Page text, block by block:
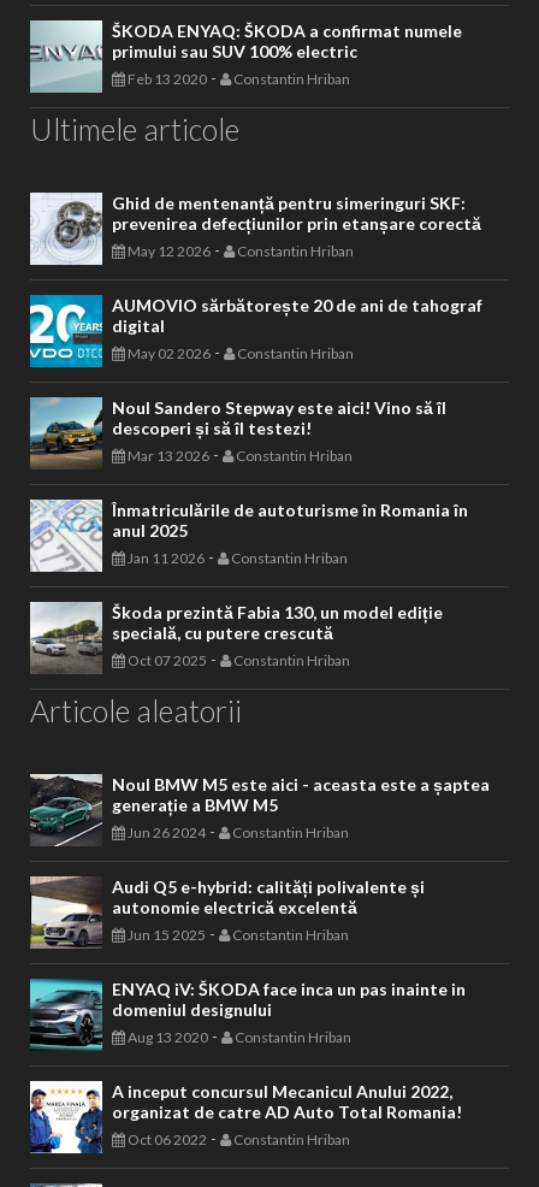
ŠKODA ENYAQ: ŠKODA a confirmat numele
primului sau SUV 100% electric
Feb 13 2020 - Constantin Hriban
Ultimele articole
Ghid de mentenanță pentru simeringuri SKF:
prevenirea defecțiunilor prin etanșare corectă
May 12 2026 - Constantin Hriban
AUMOVIO sărbătorește 20 de ani de tahograf
digital
May 02 2026 - Constantin Hriban
Noul Sandero Stepway este aici! Vino să îl
descoperi și să îl testezi!
Mar 13 2026 - Constantin Hriban
Înmatriculările de autoturisme în Romania în
anul 2025
Jan 11 2026 - Constantin Hriban
Škoda prezintă Fabia 130, un model ediție
specială, cu putere crescută
Oct 07 2025 - Constantin Hriban
Articole aleatorii
Noul BMW M5 este aici - aceasta este a șaptea
generație a BMW M5
Jun 26 2024- Constantin Hriban
Audi Q5 e-hybrid: calități polivalente și
autonomie electrică excelentă
Jun 15 2025 - Constantin Hriban
ENYAQ iV: ŠKODA face inca un pas inainte in
domeniul designului
Aug 13 2020 - Constantin Hriban
A inceput concursul Mecanicul Anului 2022,
organizat de catre AD Auto Total Romania!
Oct 06 2022 - Constantin Hriban